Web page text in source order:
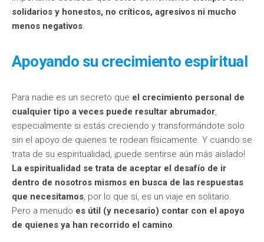
solidarios y honestos, no críticos, agresivos ni mucho
menos negativos.
Apoyando su crecimiento espiritual
Para nadie es un secreto que el crecimiento personal de
cualquier tipo a veces puede resultar abrumador,
especialmente si estás creciendo y transformándote solo
sin el apoyo de quienes te rodean físicamente. Y cuando se
trata de su espiritualidad, ¡puede sentirse aún más aislado!
La espiritualidad se trata de aceptar el desafío de ir
dentro de nosotros mismos en busca de las respuestas
que necesitamos, por lo que sí, es un viaje en solitario.
Pero a menudo es útil (y necesario) contar con el apoyo
de quienes ya han recorrido el camino.